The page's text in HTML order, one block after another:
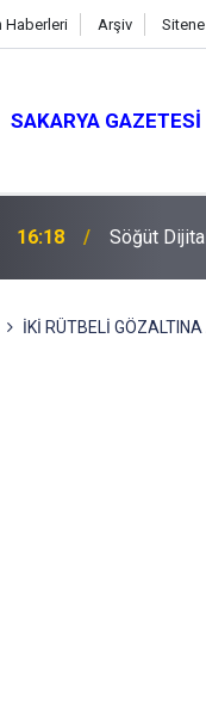
Haberleri Arşiv
SAKARYA GAZETESI
16:18 Söğüt
İKİ RÜTBELİ GÖZALTINA